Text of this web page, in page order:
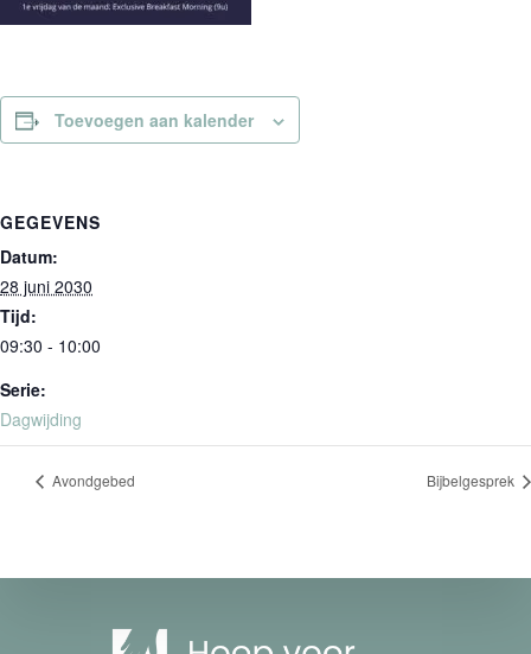
Toevoegen aan kalender
GEGEVENS
Datum:
28 juni 2030
Tijd:
09:30 - 10:00
Serie:
Dagwijding
Avondgebed Bijbelgesprek